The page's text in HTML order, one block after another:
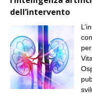
dell’intervento